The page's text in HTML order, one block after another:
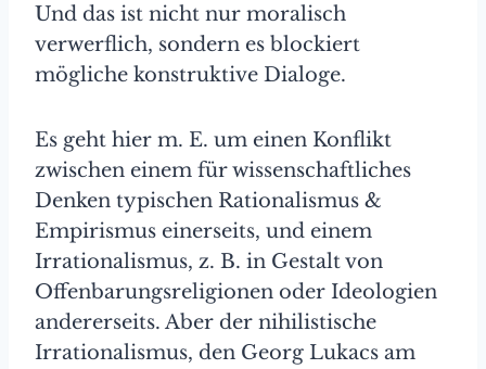
Und das ist nicht nur moralisch
verwerflich, sondern es blockiert
mögliche konstruktive Dialoge.
Es geht hier m. E. um einen Konflikt
zwischen einem für wissenschaftliches
Denken typischen Rationalismus &
Empirismus einerseits, und einem
Irrationalismus, z. B. in Gestalt von
Offenbarungsreligionen oder Ideologien
andererseits. Aber der nihilistische
Irrationalismus, den Georg Lukacs am